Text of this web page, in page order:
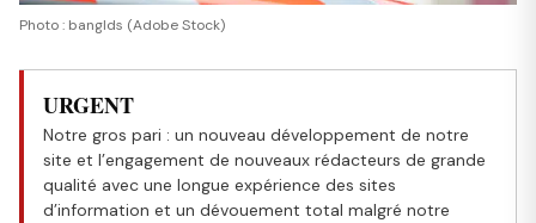
Photo : banglds (Adobe Stock)
URGENT
Notre gros pari : un nouveau développement de notre
site et l’engagement de nouveaux rédacteurs de grande
qualité avec une longue expérience des sites
d’information et un dévouement total malgré notre